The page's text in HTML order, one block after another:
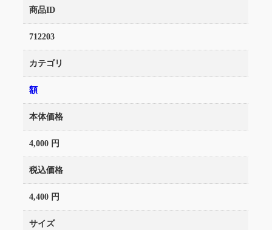
商品ID
712203
カテゴリ
額
本体価格
4,000 円
税込価格
4,400 円
サイズ